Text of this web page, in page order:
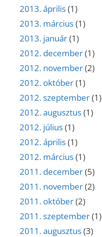
2013. április(1)
2013. március(1)
2013. január(1)
2012. december(1)
2012. november(2)
2012. október(1)
2012. szeptember(1)
2012. augusztus(1)
2012. július(1)
2012. április(1)
2012. március(1)
2011. december(5)
2011. november(2)
2011. október(2)
2011. szeptember(1)
2011. augusztus(3)